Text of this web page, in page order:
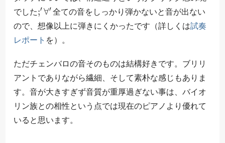
でした
;′∀ ′
全ての音をしっかり弾かないと音が出ない
ので、想像以上に弾きにくかったです（詳しくは試奏
レポート を）。
ただチェンバロの音そのものは結構好きです。ブリリ
アントでありながら繊細、そして素朴な感じもありま
す。音が大きすぎず音質が重厚過ぎない事は、バイオ
リン族との相性という点では現在のピアノより優れて
いると思います。